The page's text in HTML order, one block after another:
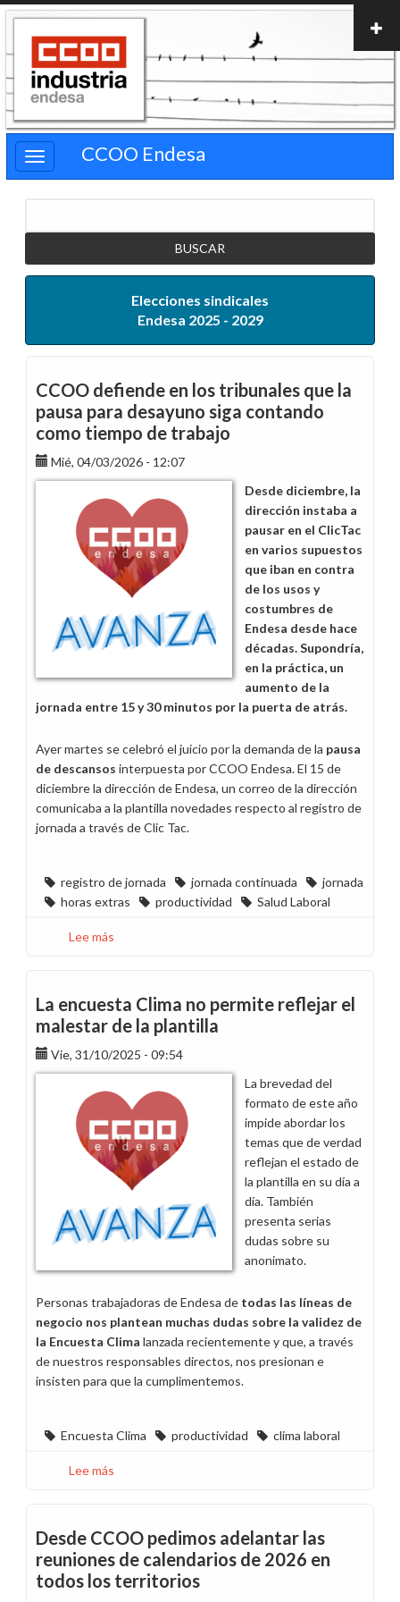
Pasar
contenido
principal
CCOO Endesa
Elecciones sindicales
Endesa 2025 - 2029
CCOO defiende en los tribunales que la
pausa para desayuno siga contando
como tiempo de trabajo
Mié, 04/03/2026 - 12:07
Desde diciembre, la
dirección instaba a
pausar en el ClicTac
en varios supuestos
que iban en contra
de los usos y
costumbres de
Endesa desde hace
décadas. Supondría,
en la práctica, un
aumento de la
jornada entre 15 y 30 minutos por la puerta de atrás.
Ayer martes se celebró el juicio por la demanda de la pausa
de descansos interpuesta por CCOO Endesa. El 15 de
diciembre la dirección de Endesa, un correo de la dirección
comunicaba a la plantilla novedades respecto al registro de
jornada a través de Clic Tac.
registro de jornada jornada continuada
jornada
horas extras
productividad Salud Laboral
Lee más
en
los
tribunales
que
la
pausa
para
desayuno
siga
contando
como
tiempo
de
La encuesta Clima no permite reflejar el
malestar de la plantilla
Vie, 31/10/2025 - 09:54
La brevedad del
formato de este año
impide abordar los
temas que de verdad
reflejan el estado de
la plantilla en su día a
día. También
presenta serias
dudas sobre su
anonimato.
Personas trabajadoras de Endesa de todas las líneas de
negocio nos plantean muchas dudas sobre la validez de
la Encuesta Clima lanzada recientemente y que, a través
de nuestros responsables directos, nos presionan e
insisten para que la cumplimentemos.
Encuesta Clima productividad clima laboral
Lee más
Clima
no
permite
reflejar
Desde CCOO pedimos adelantar las
reuniones de calendarios de 2026 en
todos los territorios